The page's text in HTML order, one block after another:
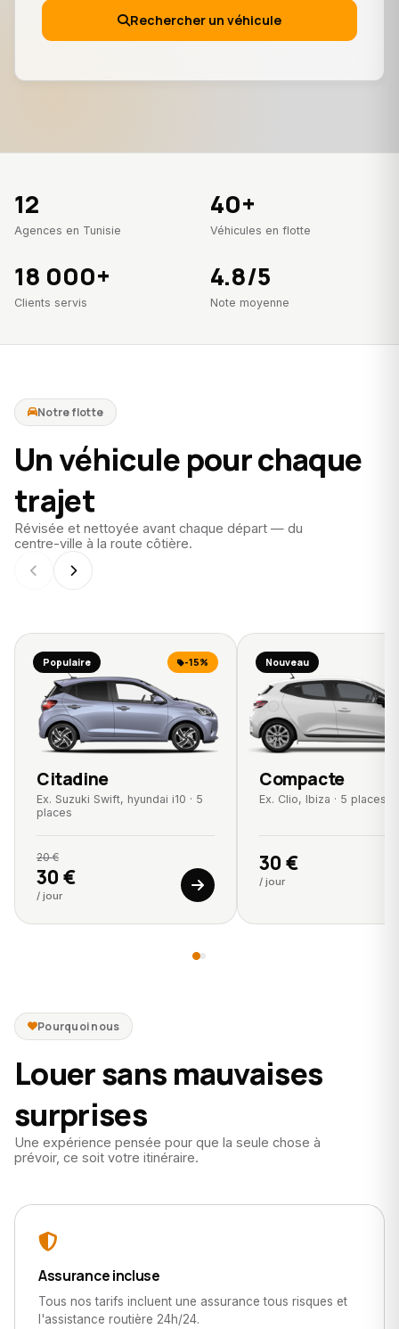
Rechercher un véhicule
12
Agences en Tunisie
40+
Véhicules en flotte
18 000+
Clients servis
4.8/5
Note moyenne
Notre flotte
Un véhicule pour chaque
trajet
Révisée et nettoyée avant chaque départ — du
centre-ville à la route côtière.
Populaire -15%
Citadine
Ex. Suzuki Swift, hyundai i10 · 5
places
20 €
30 €
/ jour
Nouveau
Compacte
Ex. Clio, Ibiza · 5 places
30 €
/ jour
Pourquoi nous
Louer sans mauvaises
surprises
Une expérience pensée pour que la seule chose à
prévoir, ce soit votre itinéraire.
Assurance incluse
Tous nos tarifs incluent une assurance tous risques et
l'assistance routière 24h/24.